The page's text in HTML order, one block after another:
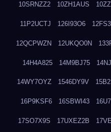
10SRNZZ2 10ZH1AUS
11P2UCTJ 126I93O6
12QCPWZN 12UKQO0N
14H4A825 14M9BJ75
14WY7OYZ 1546DY9V
16P9KSF6 16SBWI43
17SO7X9S 17UXEZ2B